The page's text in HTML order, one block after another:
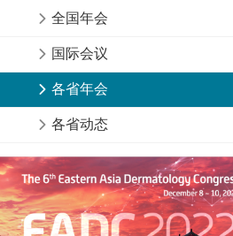
全国年会
国际会议
各省年会
各省动态